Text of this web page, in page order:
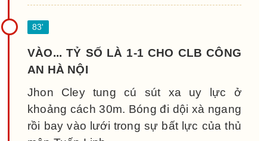
VÀO... TỶ SỐ LÀ 1-1 CHO CLB CÔNG
AN HÀ NỘI
Jhon Cley tung cú sút xa uy lực ở
khoảng cách 30m. Bóng đi dội xà ngang
rồi bay vào lưới trong sự bất lực của thủ